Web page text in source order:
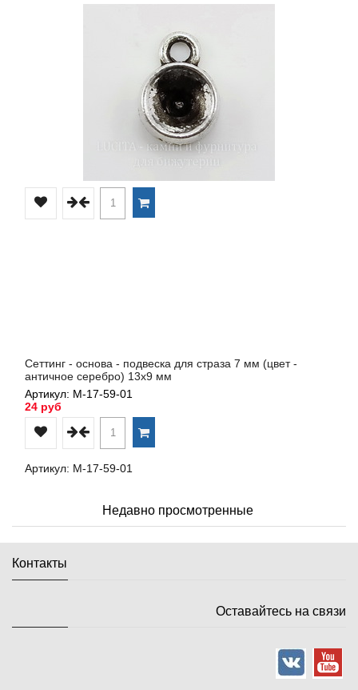
Сеттинг - основа - подвеска для страза 7 мм (цвет -
античное серебро) 13х9 мм
Артикул: М-17-59-01
24 руб
Артикул: М-17-59-01
Недавно просмотренные
Контакты
Оставайтесь на связи